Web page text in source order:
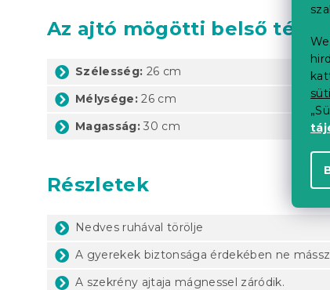
Az ajtó mögötti belső tér
Szélesség: 26 cm
Mélysége: 26 cm
Magasság: 30 cm
Részletek
Nedves ruhával törölje
A gyerekek biztonsága érdekében ne
A szekrény ajtaja mágnessel záródik.